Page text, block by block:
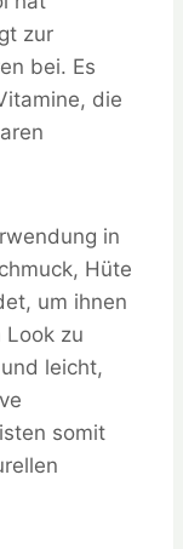
zur
bei. Es
die
in
Hüte
um ihnen
Look zu
leicht,
somit